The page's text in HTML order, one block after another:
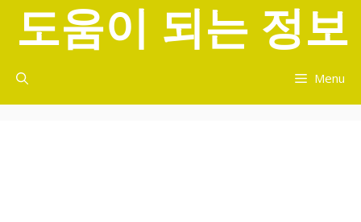
너
도움이 되는 정보
Menu